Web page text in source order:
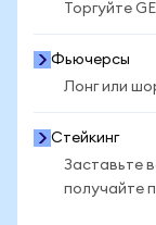
Торгуйте
Фьючерсы
Лонг или
Стейкинг
Заставьте
получайте